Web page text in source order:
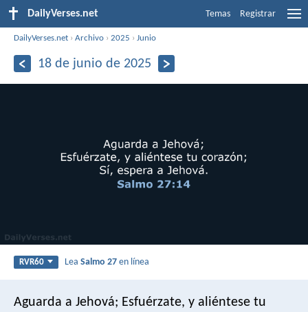
DailyVerses.net Temas Registrar
DailyVerses.net ›Archivo ›2025 ›Junio
18 de junio de 2025
RVR60 LeaSalmo 27 en línea
Aguarda a Jehová; Esfuérzate, y aliéntese tu